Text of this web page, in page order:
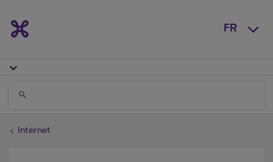
FR
Internet